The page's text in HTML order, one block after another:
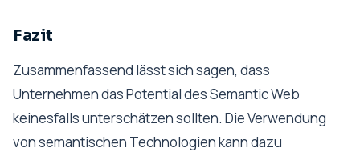
Fazit
Zusammenfassend lässt sich sagen, dass
Unternehmen das Potential des Semantic Web
keinesfalls unterschätzen sollten. Die Verwendung
von semantischen Technologien kann dazu